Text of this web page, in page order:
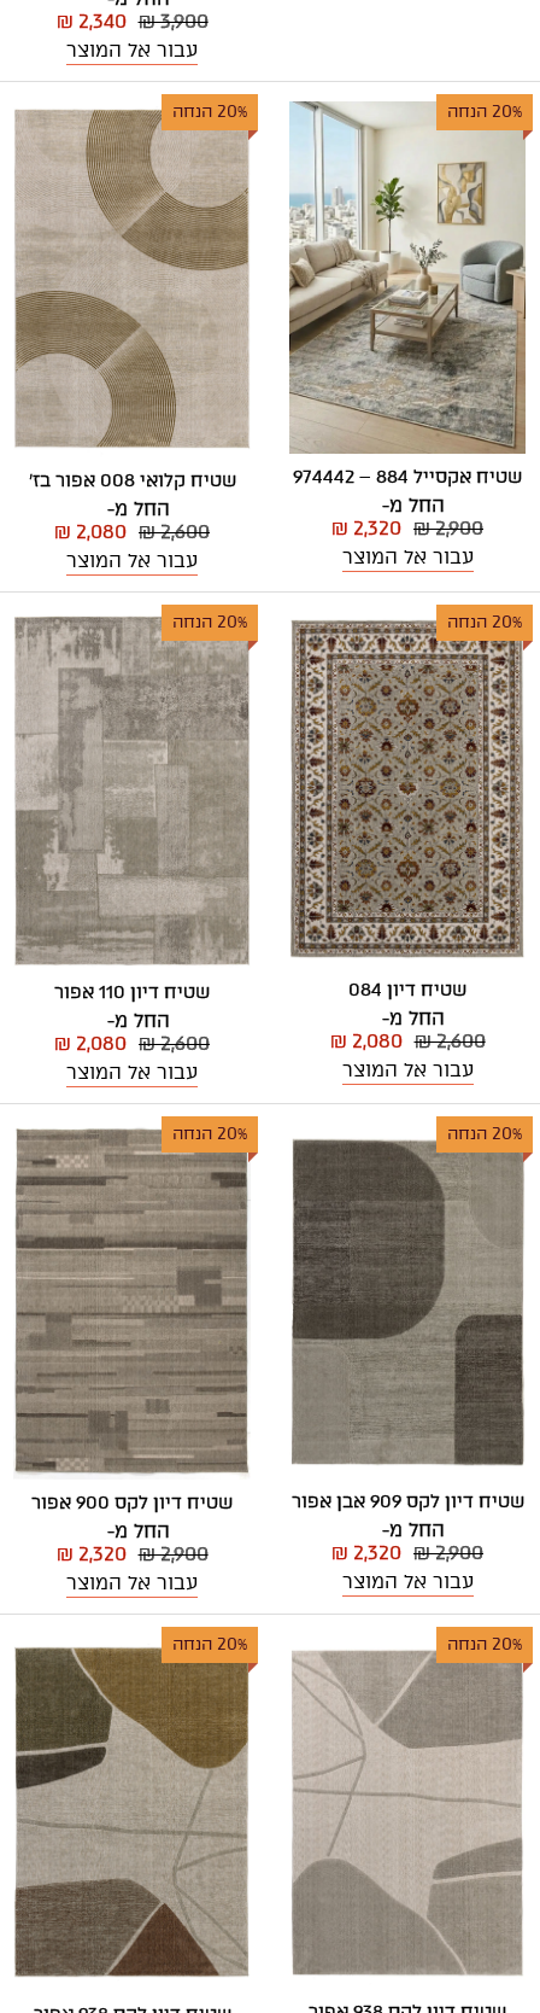
₪ 3,900
₪ 2,340
עבור אל המוצר
20% הנחה
שטיח אקסייל 884 – 974442
החל מ-
₪ 2,900
₪ 2,320
עבור אל המוצר
20% הנחה
שטיח קלואי 008 אפור בז'
החל מ-
₪ 2,600
₪ 2,080
עבור אל המוצר
20% הנחה
שטיח דיון 084
החל מ-
₪ 2,600
₪ 2,080
עבור אל המוצר
20% הנחה
שטיח דיון 110 אפור
החל מ-
₪ 2,600
₪ 2,080
עבור אל המוצר
20% הנחה
שטיח דיון לקס 909 אבן אפור
החל מ-
₪ 2,900
₪ 2,320
עבור אל המוצר
20% הנחה
שטיח דיון לקס 900 אפור
החל מ-
₪ 2,900
₪ 2,320
עבור אל המוצר
20% הנחה 20% הנחה